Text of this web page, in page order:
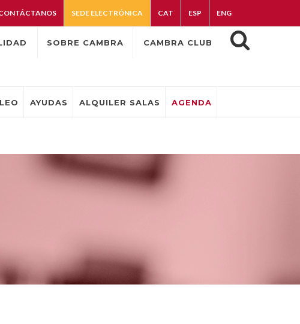
SEDE ELECTRÓNICA CAT ESP ENG
SOBRE CAMBRA CAMBRA CLUB
AYUDAS ALQUILER SALAS AGENDA